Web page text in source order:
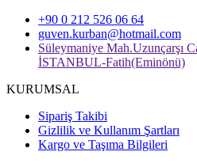
+90 0 212 526 06 64
guven.kurban@hotmail.com
Süleymaniye Mah.Uzunçarşı
İSTANBUL-Fatih(Eminönü)
KURUMSAL
Sipariş Takibi
Gizlilik ve Kullanım Şartları
Kargo ve Taşıma Bilgileri